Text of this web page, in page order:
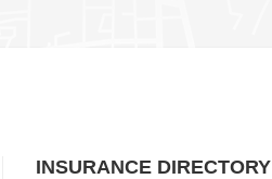
INSURANCE DIRECTORY